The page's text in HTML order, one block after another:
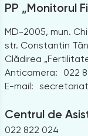
PP „Monitorul
MD-2005, mun.
str. Constantin
Clădirea
Anticamera:
022
E-mail:
Centrul de
022 822 024